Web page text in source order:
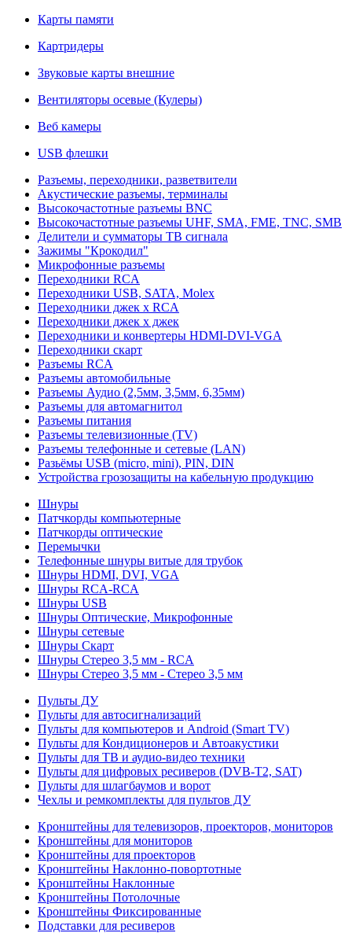
Карты памяти
Картридеры
Звуковые карты внешние
Вентиляторы осевые (Кулеры)
Веб камеры
USB флешки
Разъемы, переходники, разветвители
Акустические разъемы, терминалы
Высокочастотные разъемы BNC
Высокочастотные разъемы UHF, SMA, FME, TNC, SMB
Делители и сумматоры ТВ сигнала
Зажимы "Крокодил"
Микрофонные разъемы
Переходники RCA
Переходники USB, SATA, Molex
Переходники джек х RCA
Переходники джек х джек
Переходники и конвертеры HDMI-DVI-VGA
Переходники скарт
Разъемы RCA
Разъемы автомобильные
Разъемы Аудио (2,5мм, 3,5мм, 6,35мм)
Разъемы для автомагнитол
Разъемы питания
Разъемы телевизионные (TV)
Разъемы телефонные и сетевые (LAN)
Разьёмы USB (micro, mini), PIN, DIN
Устройства грозозащиты на кабельную продукцию
Шнуры
Патчкорды компьютерные
Патчкорды оптические
Перемычки
Телефонные шнуры витые для трубок
Шнуры HDMI, DVI, VGA
Шнуры RCA-RCA
Шнуры USB
Шнуры Оптические, Микрофонные
Шнуры сетевые
Шнуры Скарт
Шнуры Стерео 3,5 мм - RCA
Шнуры Стерео 3,5 мм - Стерео 3,5 мм
Пульты ДУ
Пульты для автосигнализаций
Пульты для компьютеров и Android (Smart TV)
Пульты для Кондиционеров и Автоакустики
Пульты для ТВ и аудио-видео техники
Пульты для цифровых ресиверов (DVB-T2, SAT)
Пульты для шлагбаумов и ворот
Чехлы и ремкомплекты для пультов ДУ
Кронштейны для телевизоров, проекторов, мониторов
Кронштейны для мониторов
Кронштейны для проекторов
Кронштейны Наклонно-повортотные
Кронштейны Наклонные
Кронштейны Потолочные
Кронштейны Фиксированные
Подставки для ресиверов